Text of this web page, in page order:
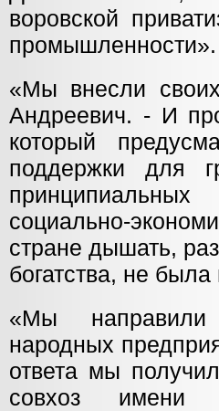
воровской
промышленности».
«Мы внесли
Андреевич. - И
который
поддержки для
социально-
стране дышать,
богатства, не
«Мы направили
народных
ответа мы
совхоз имени